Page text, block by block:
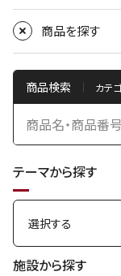
商品を探す
商品検索
テーマから探す
施設から探す